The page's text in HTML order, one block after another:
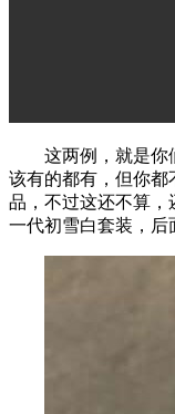
这两例，就是你
该有的都有，但你都
品，不过这还不算，
一代初雪白套装，后